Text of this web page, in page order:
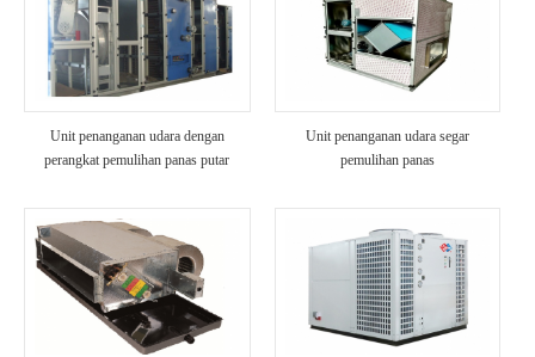
Unit penanganan udara dengan
perangkat pemulihan panas putar
Unit penanganan udara segar
pemulihan panas